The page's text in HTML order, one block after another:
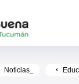
Noticias_